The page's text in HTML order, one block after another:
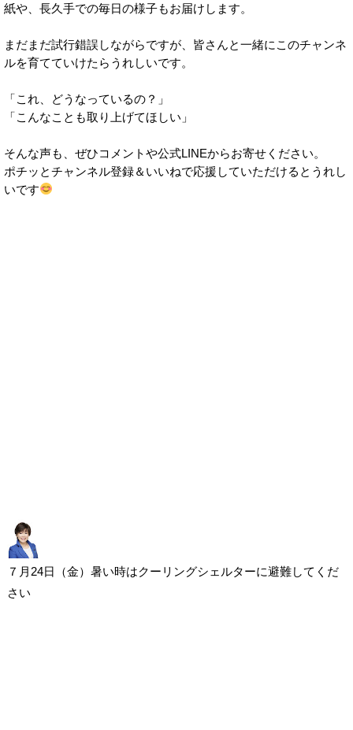
紙や、長久手での毎日の様子もお届けします。
まだまだ試行錯誤しながらですが、皆さんと一緒にこのチャンネ
ルを育てていけたらうれしいです。
「これ、どうなっているの？」
「こんなことも取り上げてほしい」
そんな声も、ぜひコメントや公式LINEからお寄せください。
ポチッとチャンネル登録＆いいねで応援していただけるとうれし
いです
７月24日（金）暑い時はクーリングシェルターに避難してくだ
さい